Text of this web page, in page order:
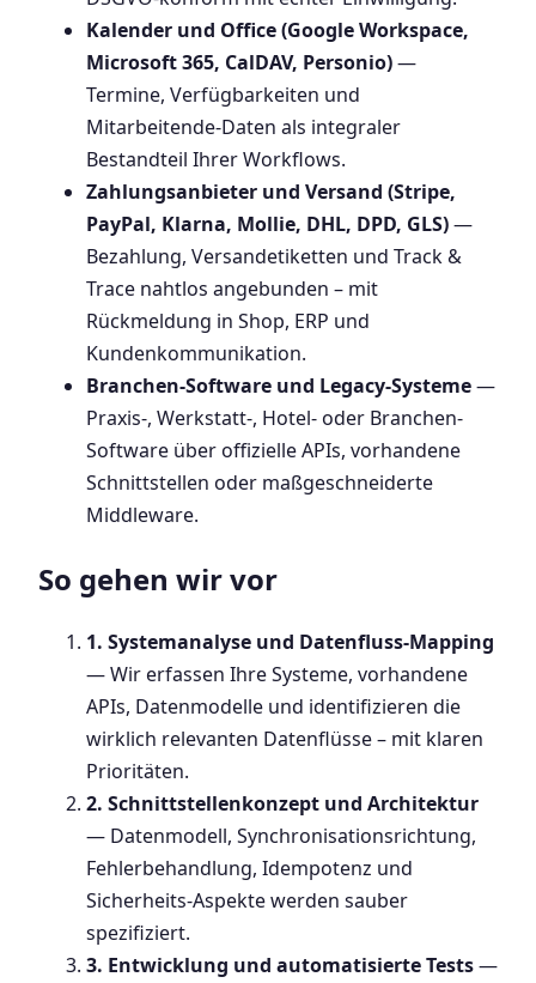
Kalender und Office (Google Workspace,
Microsoft 365, CalDAV, Personio)—
Termine, Verfügbarkeiten und
Mitarbeitende-Daten als integraler
Bestandteil Ihrer Workflows.
Zahlungsanbieter und Versand (Stripe,
PayPal, Klarna, Mollie, DHL, DPD, GLS)—
Bezahlung, Versandetiketten und Track &
Trace nahtlos angebunden – mit
Rückmeldung in Shop, ERP und
Kundenkommunikation.
Branchen-Software und Legacy-Systeme—
Praxis-, Werkstatt-, Hotel- oder Branchen-
Software über offizielle APIs, vorhandene
Schnittstellen oder maßgeschneiderte
Middleware.
So gehen wir vor
1. Systemanalyse und Datenfluss-Mapping
— Wir erfassen Ihre Systeme, vorhandene
APIs, Datenmodelle und identifizieren die
wirklich relevanten Datenflüsse – mit klaren
Prioritäten.
2. Schnittstellenkonzept und Architektur
— Datenmodell, Synchronisationsrichtung,
Fehlerbehandlung, Idempotenz und
Sicherheits-Aspekte werden sauber
spezifiziert.
3. Entwicklung und automatisierte Tests—